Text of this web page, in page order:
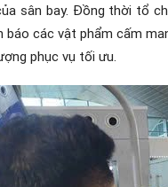
sân bay. Đồng thời tổ
các vật phẩm cấm
phục vụ tối ưu.